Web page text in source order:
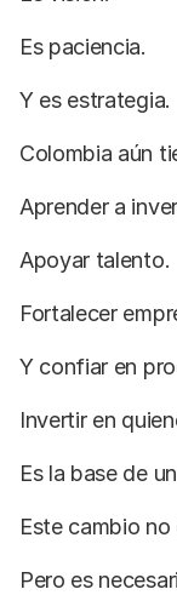
Es paciencia.
Y es estrategia.
Colombia aún
Aprender a
Apoyar talento.
Fortalecer
Y confiar en
Invertir en
Es la base de
Este cambio no
Pero es